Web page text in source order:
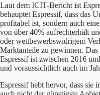
Laut dem ICIT-Bericht ist
behauptet Espressif, dass das
profitabel ist, sondern auch
von über 40% aufrechterhält
oder wettbewerbswidrigem
Marktanteile zu gewinnen.
Espressif ist zwischen 2016
und voraussichtlich auch im
Espressif hebt hervor, dass sie